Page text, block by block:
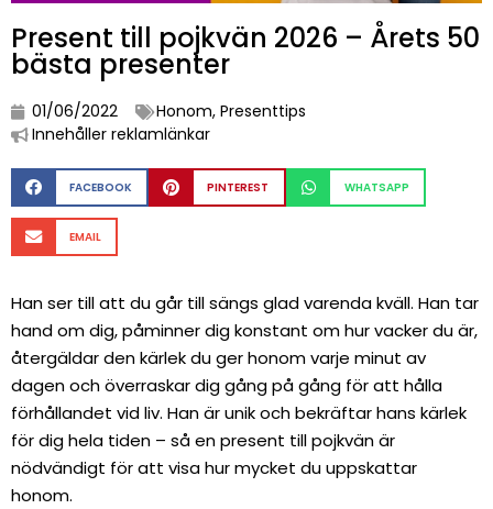
Present till pojkvän 2026 – Årets 50
bästa presenter
01/06/2022 Honom, Presenttips
Innehåller reklamlänkar
FACEBOOK PINTEREST WHATSAPP
EMAIL
Han ser till att du går till sängs glad varenda kväll. Han tar
hand om dig, påminner dig konstant om hur vacker du är,
återgäldar den kärlek du ger honom varje minut av
dagen och överraskar dig gång på gång för att hålla
förhållandet vid liv. Han är unik och bekräftar hans kärlek
för dig hela tiden – så en present till pojkvän är
nödvändigt för att visa hur mycket du uppskattar
honom.